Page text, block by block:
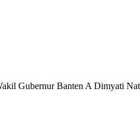
Gubernur Banten A Dimyati